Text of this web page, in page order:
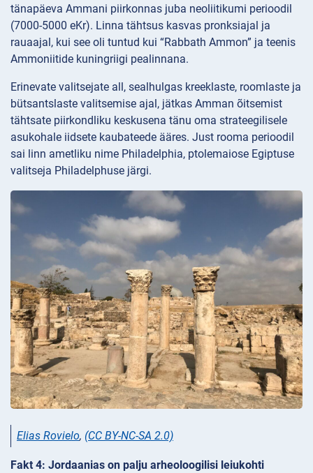
tänapäeva Ammani piirkonnas juba neoliitikumi perioodil
(7000-5000 eKr). Linna tähtsus kasvas pronksiajal ja
rauaajal, kui see oli tuntud kui “Rabbath Ammon” ja teenis
Ammoniitide kuningriigi pealinnana.
Erinevate valitsejate all, sealhulgas kreeklaste, roomlaste ja
bütsantslaste valitsemise ajal, jätkas Amman õitsemist
tähtsate piirkondliku keskusena tänu oma strateegilisele
asukohale iidsete kaubateede ääres. Just rooma perioodil
sai linn ametliku nime Philadelphia, ptolemaiose Egiptuse
valitseja Philadelphuse järgi.
Elias Rovielo, (CC BY-NC-SA 2.0)
Fakt 4: Jordaanias on palju arheoloogilisi leiukohti